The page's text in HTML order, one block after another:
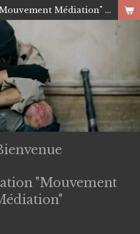
Association "Mouvement Médiation" 83
"Mouvement